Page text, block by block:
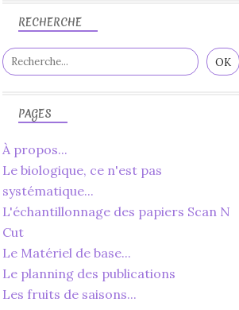
RECHERCHE
PAGES
À propos...
Le biologique, ce n'est pas
systématique...
L'échantillonnage des papiers Scan N
Cut
Le Matériel de base...
Le planning des publications
Les fruits de saisons...